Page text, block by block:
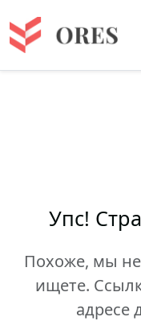
Упс!
Похоже, мы
ищете.
адресе